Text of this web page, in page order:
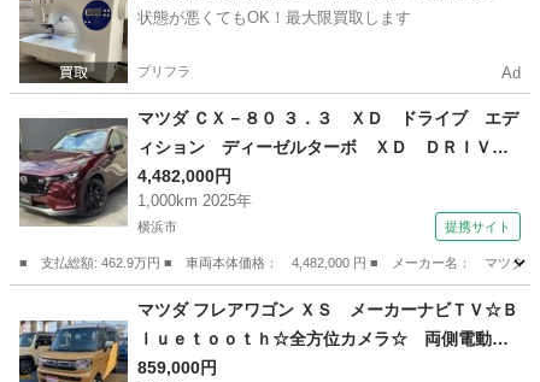
状態が悪くてもOK！最大限買取します
プリフラ Ad
マツダ ＣＸ－８０ ３．３ ＸＤ ドライブ エデ
ィション ディーゼルターボ ＸＤ ＤＲＩＶ
Ｅ Ｅ （検10.12）
4,482,000円
1,000km 2025年
横浜市 提携サイト
■ 支払総額: 462.9万円 ■ 車両本体価格： 4,482,000 円 ■ メーカー名： マツ
マツダ
マツダ フレアワゴン ＸＳ メーカーナビＴＶ☆Ｂ
ｌｕｅｔｏｏｔｈ☆全方位カメラ☆ 両側電動ド
ア☆２トーンルーフ☆前席シートヒーター☆アイ
859,000円